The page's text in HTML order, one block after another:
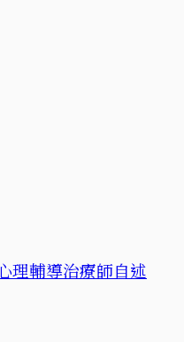
輔導治療師自述